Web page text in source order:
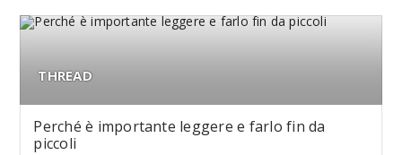
THREAD
Perché è importante leggere e farlo fin da
piccoli